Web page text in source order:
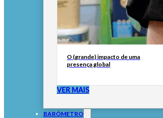
O (grande) impacto de uma
presença global
VER MAIS
BARÓMETRO